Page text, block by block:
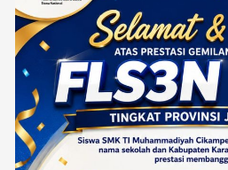
Tingkat
Nasional!
Siswa
SMK
Muhammadiyah
Cikampek
Ukir
Prestasi